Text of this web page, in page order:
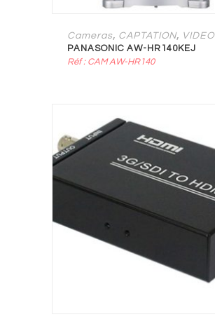
Cameras, CAPTATION, VIDEO
PANASONIC AW-HR140KEJ
Réf : CAM AW-HR140